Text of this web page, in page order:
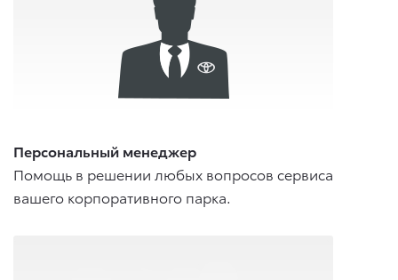
Персональный менеджер
Помощь в решении любых вопросов сервиса
вашего корпоративного парка.